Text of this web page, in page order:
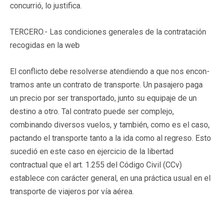
concurrió, lo justifica.
TERCERO.- Las condiciones generales de la contratación
recogidas en la web
El conflicto debe resolverse atendiendo a que nos encon-
tramos ante un contrato de transporte. Un pasajero paga
un precio por ser transportado, junto su equipaje de un
destino a otro. Tal contrato puede ser complejo,
combinando diversos vuelos, y también, como es el caso,
pactando el transporte tanto a la ida como al regreso. Esto
sucedió en este caso en ejercicio de la libertad
contractual que el art. 1.255 del Código Civil (CCv)
establece con carácter general, en una práctica usual en el
transporte de viajeros por vía aérea.